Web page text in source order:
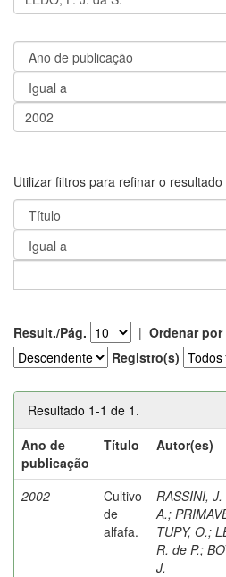
Utilizar filtros para refinar o
Result./Pág. | Ordenar por
Registro(s)
Resultado 1-1 de 1.
Ano de
publicação
Título Autor(es)
2002
Cultivo
de
alfafa.
RASSINI, J.
A.;
TUPY, O.;
R. de P.;
J.